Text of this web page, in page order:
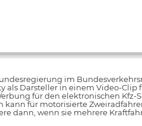
im
als Darsteller in einem Video-Clip
für den elektronischen Kfz-
kann für motorisierte
dann, wenn sie mehrere